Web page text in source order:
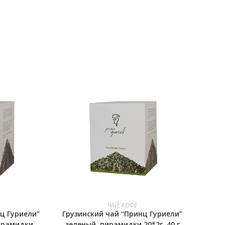
Гуриели”
В КОРЗИНУ
ЧАЙ, КОФЕ
Грузинский чай “Принц Гуриели”